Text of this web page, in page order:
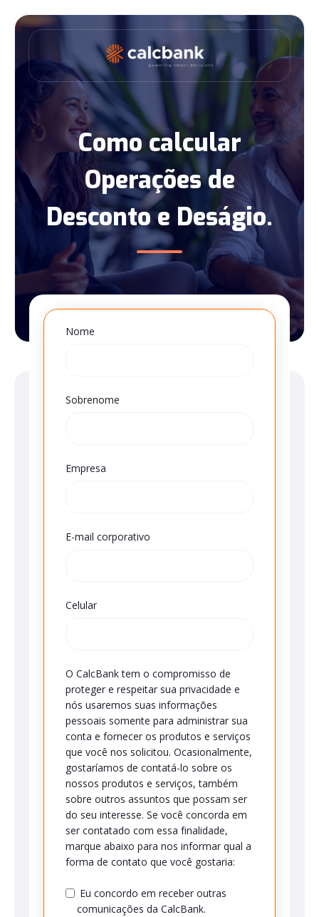
Como calcular
Operações de
Desconto e Deságio.
Nome
Sobrenome
Empresa
E-mail corporativo
Celular
O CalcBank tem o compromisso de
proteger e respeitar sua privacidade e
nós usaremos suas informações
pessoais somente para administrar sua
conta e fornecer os produtos e serviços
que você nos solicitou. Ocasionalmente,
gostaríamos de contatá-lo sobre os
nossos produtos e serviços, também
sobre outros assuntos que possam ser
do seu interesse. Se você concorda em
ser contatado com essa finalidade,
marque abaixo para nos informar qual a
forma de contato que você gostaria:
Eu concordo em receber outras
comunicações da CalcBank.